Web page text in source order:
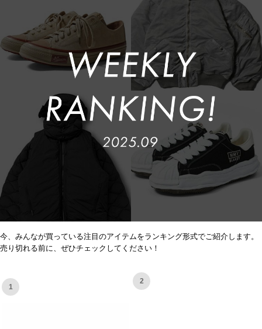
今、みんなが買っている注目のアイテムをランキング形式でご紹介します。
売り切れる前に、ぜひチェックしてください！
1
2